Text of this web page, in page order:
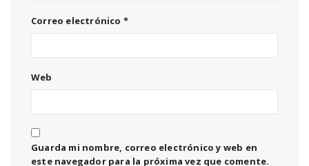
Correo electrónico *
Web
Guarda mi nombre, correo electrónico y web en
este navegador para la próxima vez que comente.